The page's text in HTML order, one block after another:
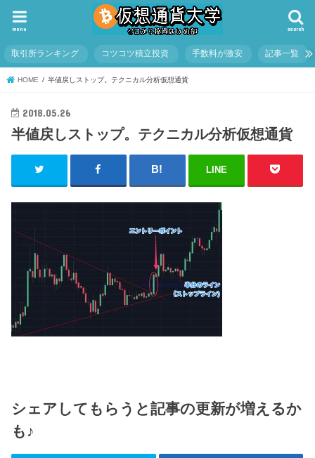
search
menu
取引所ランキング コツコツ積立投資 手数料が激安 記事一覧
HOME 半値戻しストップ。テクニカル分析仮想通貨
2018.05.26
半値戻しストップ。テクニカル分析仮想通貨
LINE
シェアしてもらうと記事の更新が増えるか
も♪